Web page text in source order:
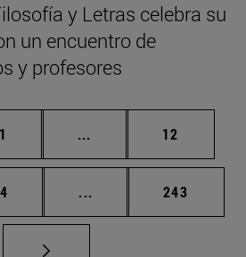
y Letras celebra su
un encuentro de
y profesores
Página
1 ... Páginas intermedias
Página
12
... Páginas intermedias
Página
243